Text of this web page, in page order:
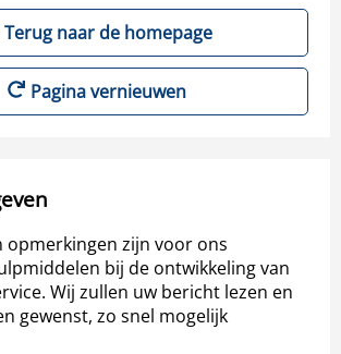
Terug naar de homepage
Pagina vernieuwen
opmerkingen zijn voor ons
bij de ontwikkeling van
Wij zullen uw bericht lezen en
gewenst, zo snel mogelijk